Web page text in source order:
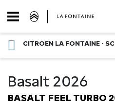
CITROEN LA FONTAINE - SC
Basalt 2026
BASALT FEEL TURBO